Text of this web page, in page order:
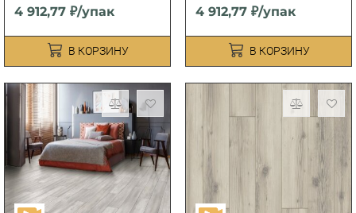
4 912,77 ₽/упак
В КОРЗИНУ
4 912,77 ₽/упак
В КОРЗИНУ